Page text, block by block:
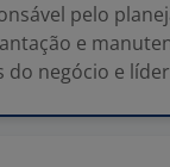
pelo
e
do negócio e